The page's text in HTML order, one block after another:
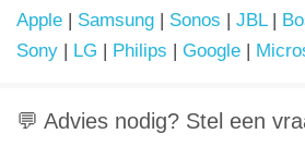
Apple | Samsung | Sonos | JBL|
Sony | LG | Philips | Google |
💬 Advies nodig? Stel een